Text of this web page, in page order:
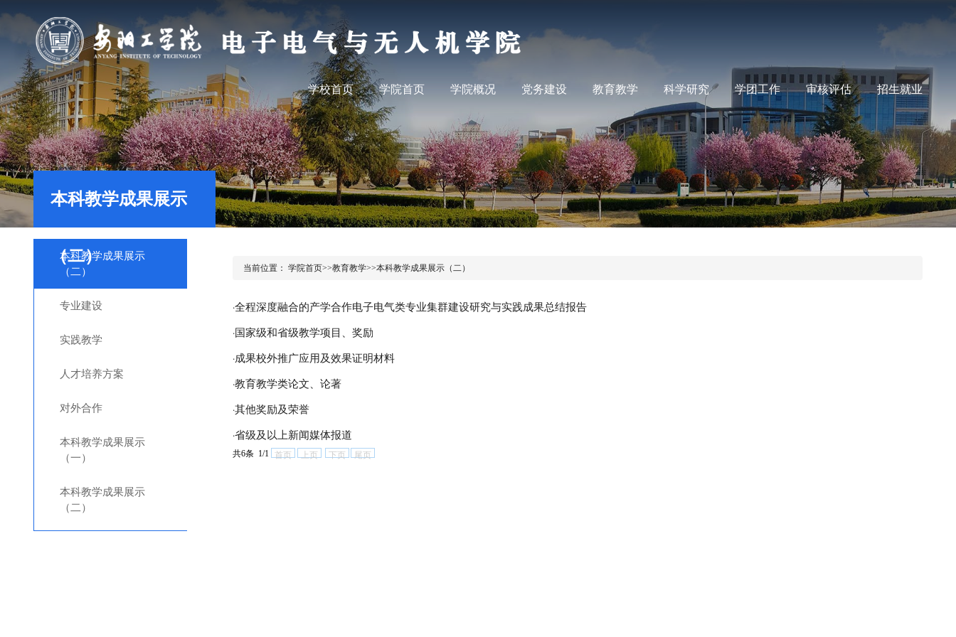
学校首页 学院首页 学院概况 党务建设 教育教学 科学研究 学团工作 审核评估 招生就业
本科教学成果展示
（二）
本科教学成果展示
（二）
专业建设
实践教学
人才培养方案
对外合作
本科教学成果展示
（一）
本科教学成果展示
（二）
当前位置： 学院首页>>教育教学>>本科教学成果展示（二）
·全程深度融合的产学合作电子电气类专业集群建设研究与实践成果总结报告
· 国家级和省级教学项目、奖励
·成果校外推广应用及效果证明材料
·教育教学类论文、论著
·其他奖励及荣誉
·省级及以上新闻媒体报道
共6条 1/1 首页 上页 下页 尾页